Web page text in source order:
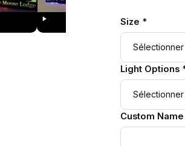
Size *
Light Options
Custom